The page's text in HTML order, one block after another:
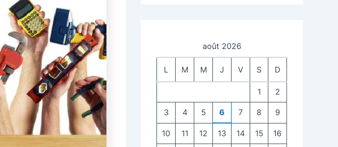
août 2026
L M M J V S D
1 2
3 4 5 6 7 8 9
10 11 12 13 14 15 16